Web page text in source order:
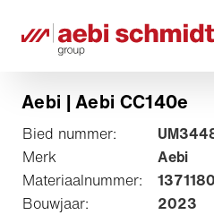
Aebi | Aebi CC140e
Bied nummer:
Merk
Aebi
Materiaalnummer:
Bouwjaar:
2023